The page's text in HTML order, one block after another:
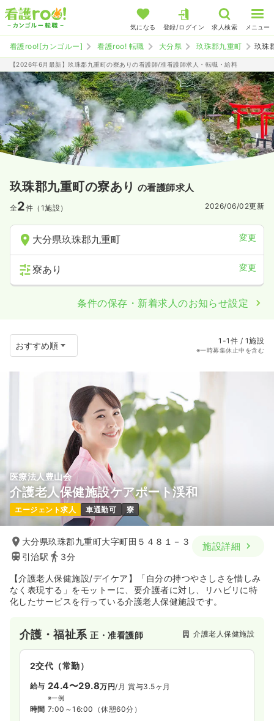
気になる 登録/ログイン 求人検索 メニュー
看護roo![カンゴルー] 看護roo! 転職 大分県 玖珠郡九重町 玖珠
【2026年6月最新】玖珠郡九重町の寮ありの看護師/准看護師求人・転職・給料
玖珠郡九重町の寮あり の看護師求人
全2件（1施設） 2026/06/02更新
大分県玖珠郡九重町 変更
寮あり 変更
条件の保存・新着求人のお知らせ設定
1-1件 / 1施設
※一時募集休止中を含む
医療法人豊山会
介護老人保健施設ケアポート渓和
エージェント求人 車通勤可 寮
大分県玖珠郡九重町大字町田５４８１－３
引治駅
3分
施設詳細
【介護老人保健施設/デイケア】「自分の持つやさしさを惜しみ
なく表現する」をモットーに、要介護者に対し、リハビリに特
化したサービスを行っている介護老人保健施設です。
介護・福祉系正・准看護師 介護老人保健施設
2交代（常勤）
給与 24.4〜29.8万円/月 賞与3.5ヶ月
※一例
時間 7:00～16:00 （休憩60分）